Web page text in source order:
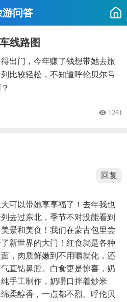
游问答
线路图
出门，今年赚了钱想带她去旅
比较轻松，不知道呼伦贝尔号
 1281
回复
可以带她享享福了！去年我也
去过东北，季节不对没能看到
景和美食！我们在蒙古包里尝
新世界的大门！红食就是各种
，肉质鲜嫩到不用嚼就化，还
直钻鼻腔。白食更是惊喜，奶
手工制作，奶嚼口拌着炒米
柔醇香，一点都不烈。呼伦贝